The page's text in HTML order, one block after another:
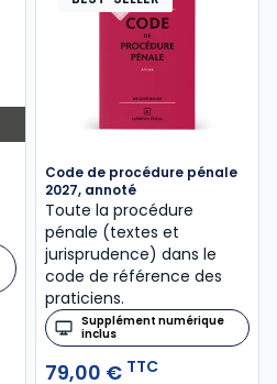
Code de procédure pénale
2027, annoté
Toute la procédure
pénale (textes et
jurisprudence) dans le
code de référence des
praticiens.
Supplément numérique
inclus
79,00 € TTC